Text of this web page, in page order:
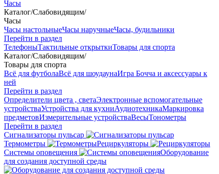
Часы
Каталог/Слабовидящим/
Часы
Часы настольныеЧасы наручныеЧасы, будильники
Перейти в раздел
ТелефоныТактильные открыткиТовары для спорта
Каталог/Слабовидящим/
Товары для спорта
Всё для футболаВсё для шоудаунаИгра Бочча и аксессуары к
ней
Перейти в раздел
Определители цвета , светаЭлектронные вспомогательные
устройстваУстройства для кухниАудиотехникаМаркировка
предметовИзмерительные устройстваВесыТонометры
Перейти в раздел
Сигнализаторы пульсар
Термометры
Рециркуляторы
Cистемы оповещения
Оборудование
для создания доступной среды